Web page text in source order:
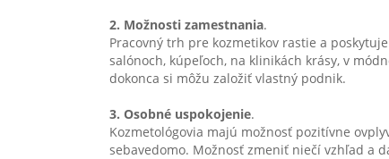
2. Možnosti zamestnania.
Pracovný trh pre kozmetikov rastie a
salónoch, kúpeľoch, na klinikách krásy, v
dokonca si môžu založiť vlastný podnik.
3. Osobné uspokojenie.
Kozmetológovia majú možnosť pozitívne
sebavedomo. Možnosť zmeniť niečí vzhľad a